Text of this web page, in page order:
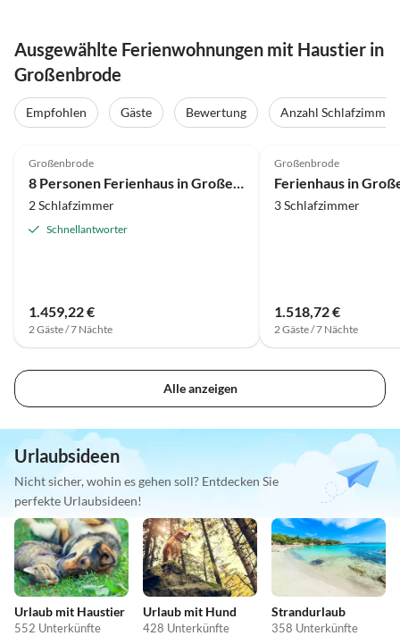
Ausgewählte Ferienwohnungen mit Haustier in
Großenbrode
Empfohlen Gäste Bewertung
Anzahl Schlafzimmer
Großenbrode
2 Schlafzimmer
Schnellantworter
1.459,22 €
2 Gäste / 7 Nächte
Großenbrode
3 Schlafzimmer
1.518,72 €
2 Gäste / 7 Nächte
Alle anzeigen
Urlaubsideen
Nicht sicher, wohin es gehen soll? Entdecken Sie
perfekte Urlaubsideen!
Urlaub mit Haustier
552 Unterkünfte
Urlaub mit Hund
428 Unterkünfte
Strandurlaub
358 Unterkünfte